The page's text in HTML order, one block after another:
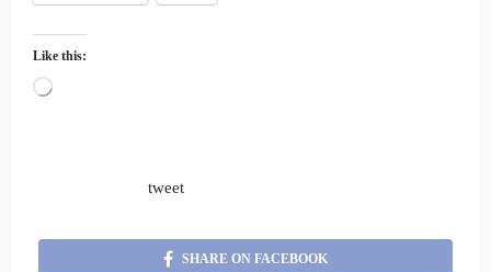
Like this:
Loading…
tweet
SHARE ON FACEBOOK